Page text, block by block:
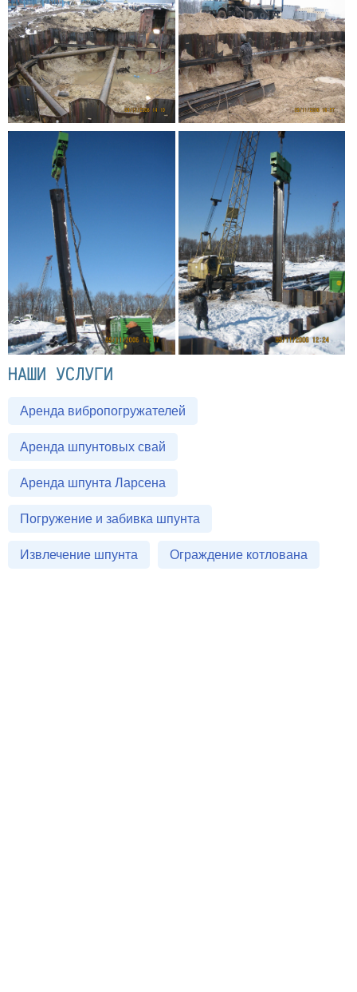
НАШИ УСЛУГИ
Аренда вибропогружателей
Аренда шпунтовых свай
Аренда шпунта Ларсена
Погружение и забивка шпунта
Извлечение шпунта Ограждение котлована